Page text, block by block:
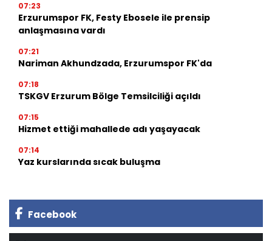
07:23
Erzurumspor FK, Festy Ebosele ile prensip
anlaşmasına vardı
07:21
Nariman Akhundzada, Erzurumspor FK'da
07:18
TSKGV Erzurum Bölge Temsilciliği açıldı
07:15
Hizmet ettiği mahallede adı yaşayacak
07:14
Yaz kurslarında sıcak buluşma
Facebook